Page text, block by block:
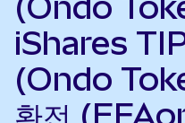
iShares
(Ondo
환전